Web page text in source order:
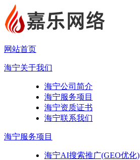
网站首页
海宁关于我们
海宁公司简介
海宁服务项目
海宁资质证书
海宁联系我们
海宁服务项目
海宁AI搜索推广(GEO优化)